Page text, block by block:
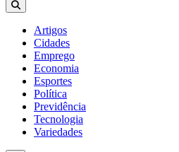
Artigos
Cidades
Emprego
Economia
Esportes
Política
Previdência
Tecnologia
Variedades